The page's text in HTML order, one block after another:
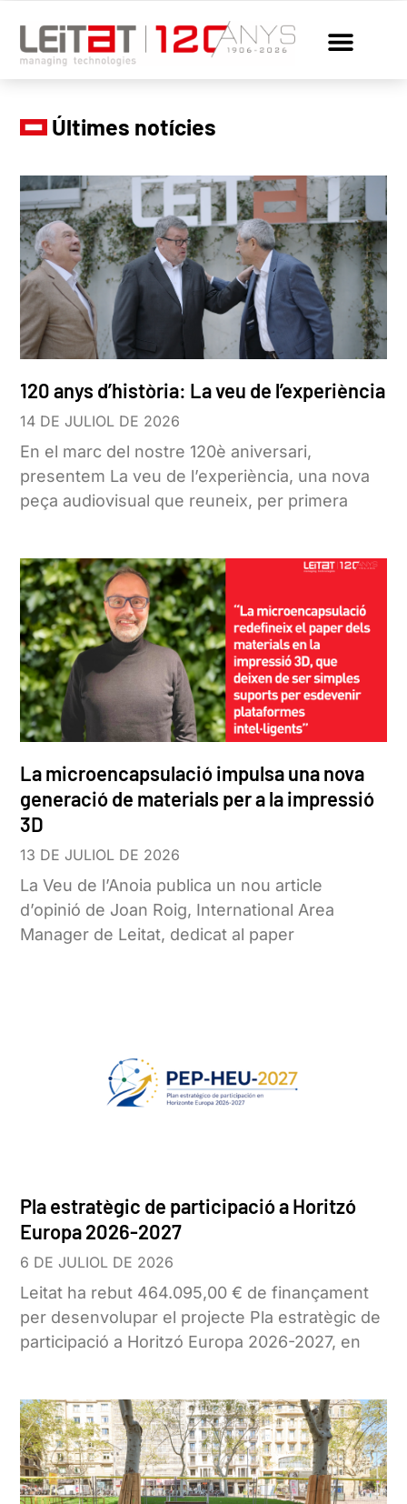
Últimes notícies
120 anys d’història: La veu de l’experiència
14 DE JULIOL DE 2026
En el marc del nostre 120è aniversari,
presentem La veu de l’experiència, una nova
peça audiovisual que reuneix, per primera
La microencapsulació impulsa una nova
generació de materials per a la impressió
3D
13 DE JULIOL DE 2026
La Veu de l’Anoia publica un nou article
d’opinió de Joan Roig, International Area
Manager de Leitat, dedicat al paper
Pla estratègic de participació a Horitzó
Europa 2026-2027
6 DE JULIOL DE 2026
Leitat ha rebut 464.095,00 € de finançament
per desenvolupar el projecte Pla estratègic de
participació a Horitzó Europa 2026-2027, en